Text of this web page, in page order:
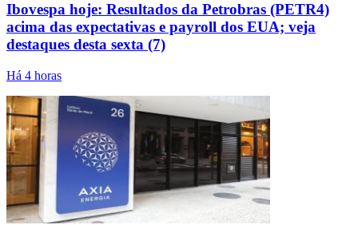
Ibovespa hoje: Resultados da Petrobras (PETR4)
acima das expectativas e payroll dos EUA; veja
destaques desta sexta (7)
Há 4 horas